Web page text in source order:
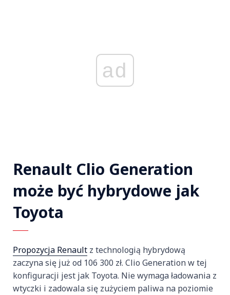
ad
Renault Clio Generation
może być hybrydowe jak
Toyota
Propozycja Renault z technologią hybrydową
zaczyna się już od 106 300 zł. Clio Generation w tej
konfiguracji jest jak Toyota. Nie wymaga ładowania z
wtyczki i zadowala się zużyciem paliwa na poziomie